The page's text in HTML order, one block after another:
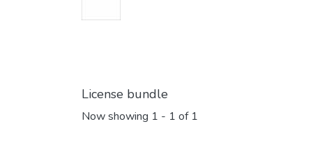
License bundle
Now showing 1 - 1 of 1